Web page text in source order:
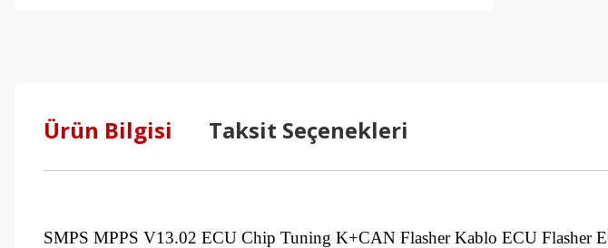
Ürün Bilgisi Taksit Seçenekleri
SMPS MPPS V13.02 ECU Chip Tuning K+CAN Flasher Kablo ECU Flasher